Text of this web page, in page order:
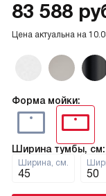
Форма мойки:
Ширина тумбы, см:
Ширина, см.
45 50
Цена актуальна на
83 588